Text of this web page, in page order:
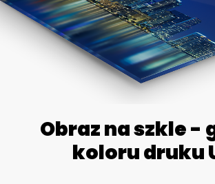
Obraz na szkle -
koloru druku